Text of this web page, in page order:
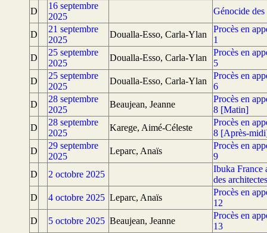
D
16 septembre
2025
Génocide
D
21 septembre
2025
Doualla-Esso, Carla-Ylan
Procès en
1
D
25 septembre
2025
Doualla-Esso, Carla-Ylan
Procès en
5
D
25 septembre
2025
Doualla-Esso, Carla-Ylan
Procès en
6
D
28 septembre
2025
Beaujean, Jeanne
Procès en
8 [Matin]
D
28 septembre
2025
Karege, Aimé-Céleste
Procès en
8 [Après-
D
29 septembre
2025
Leparc, Anaïs
Procès en
9
D
2 octobre 2025
Ibuka France
des
D
4 octobre 2025 Leparc, Anaïs
Procès en
12
D
5 octobre 2025 Beaujean, Jeanne
Procès en
13